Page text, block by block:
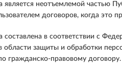
является неотъемлемой частью
договоров, когда это
составлена в соответствии с
области защиты и обработки
гражданско-правовому договору.